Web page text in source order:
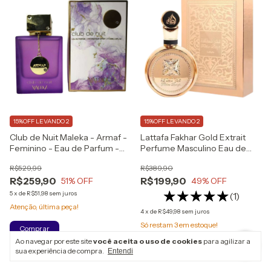
Ao navegar por este sitevocê aceita o uso de cookies para agilizar a
sua experiência de compra.
Entendi
Club de Nuit Maleka - Armaf -
Feminino - Eau de Parfum -
R$259,90
R$529,99
51% OFF
5x de R$51,98 sem juros
15%OFF LEVANDO 2
Atenção, última peça!
Lattafa Fakhar Gold Extrait
Perfume Masculino Eau de
R$199,90
R$389,90
49% OFF
(1)
4x de R$49,98 sem juros
15%OFF LEVANDO 2
Só restam 3em estoque!